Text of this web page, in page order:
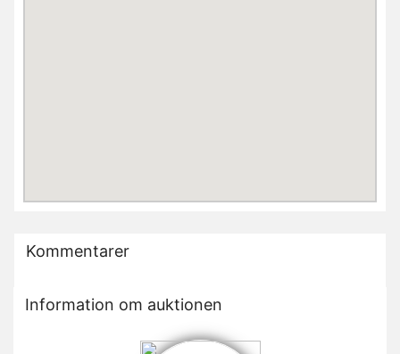
Kommentarer
Information om auktionen